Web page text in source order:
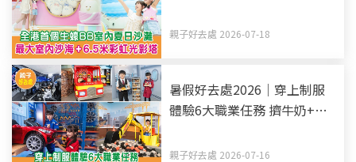
親子好去處 2026-07-18
暑假好去處2026｜穿上制服
體驗6大職業任務 擠牛奶+駕
親子好去處 2026-07-16